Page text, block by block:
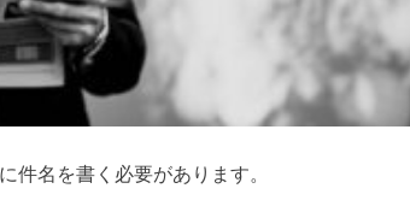
件名を書く必要があります。